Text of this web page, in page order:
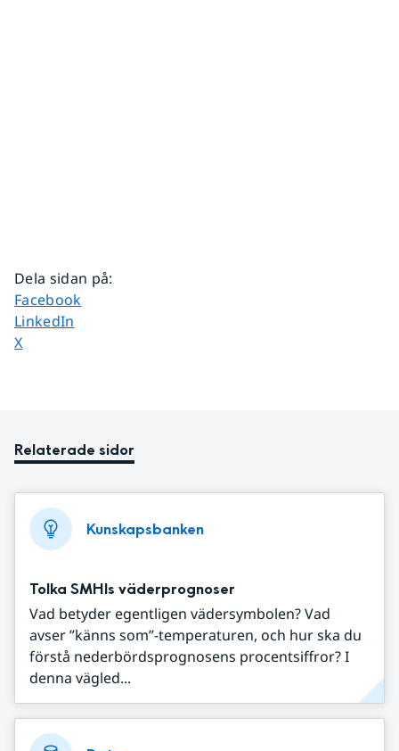
Dela sidan på:
Dela sidan på
Facebook
Dela sidan på
LinkedIn
Dela sidan på
X
Relaterade sidor
Kunskapsbanken
Tolka SMHIs väderprognoser
Vad betyder egentligen vädersymbolen? Vad
avser ”känns som”-temperaturen, och hur ska du
förstå nederbördsprognosens procentsiffror? I
denna vägled...